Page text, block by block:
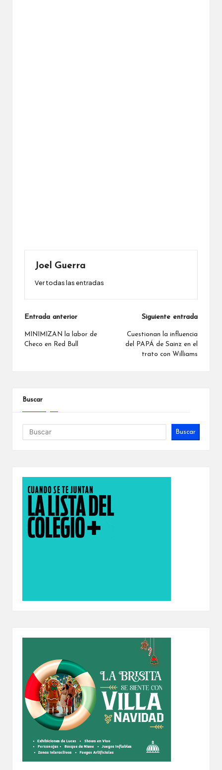
Joel Guerra
Ver todas las entradas
Navegación
de
Entrada anterior
MINIMIZAN la labor de
Checo en Red Bull
Siguiente entrada
Cuestionan la influencia
del PAPÁ de Sainz en el
trato con Williams
Buscar
Buscar